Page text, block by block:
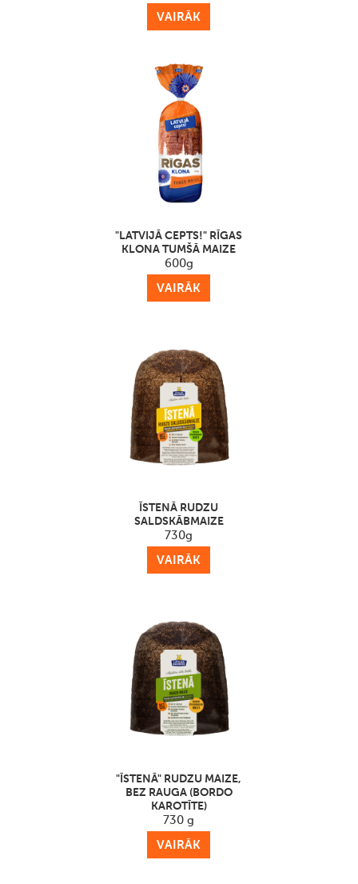
VAIRĀK
"LATVIJĀ CEPTS!" RĪGAS
KLONA TUMŠĀ MAIZE
600g
VAIRĀK
ĪSTENĀ RUDZU
SALDSKĀBMAIZE
730g
VAIRĀK
"ĪSTENĀ" RUDZU MAIZE,
BEZ RAUGA (BORDO
KAROTĪTE)
730 g
VAIRĀK